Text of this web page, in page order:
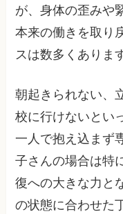
が、身体の歪みや
本来の働きを取り
スは数多くありま
朝起きられない、
校に行けないとい
一人で抱え込まず
子さんの場合は特
復への大きな力と
の状態に合わせた